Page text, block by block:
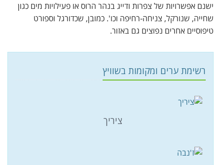
ישנם אפשרויות של צפרות ודייג בנהר הרוס או פעילויות מים כגון
שחייה, שנורקל, צניחה-רחיפה וכו'. כמובן, שכדורגל וספורט
טיפוסיים אחרים נפוצים גם באזור.
רשימת ערים ומקומות בשוויץ
ציריך